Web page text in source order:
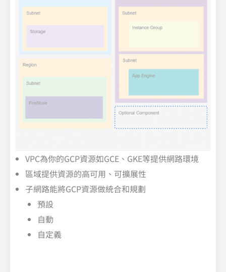
VPC為你的GCP資源如GCE、GKE等提供網路環境
區域提供資源的高可用、可擴展性
子網路能將GCP資源做統合和規劃
預設
自動
自定義